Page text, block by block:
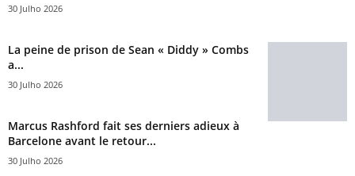
30 Julho 2026
La peine de prison de Sean « Diddy » Combs
a...
30 Julho 2026
Marcus Rashford fait ses derniers adieux à
Barcelone avant le retour...
30 Julho 2026